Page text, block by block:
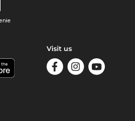
Visit us